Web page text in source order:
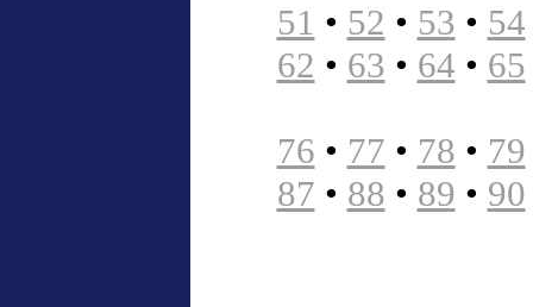
51 • 52 • 53 • 54
62 • 63 • 64 • 65
76 • 77 • 78 • 79
87 • 88 • 89 • 90